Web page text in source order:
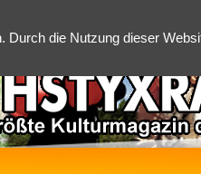
die Nutzung dieser